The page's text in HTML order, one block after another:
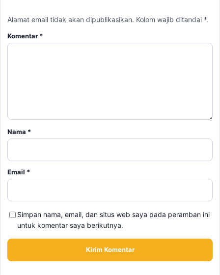
Alamat email tidak akan dipublikasikan. Kolom wajib ditandai *.
Komentar *
Nama *
Email *
Simpan nama, email, dan situs web saya pada peramban ini
untuk komentar saya berikutnya.